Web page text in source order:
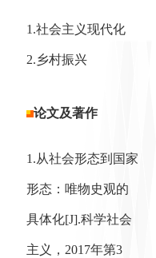
1.社会主义现代化
2.乡村振兴
论文及著作
1.从社会形态到国家
形态：唯物史观的
具体化[J].科学社会
主义，2017年第3